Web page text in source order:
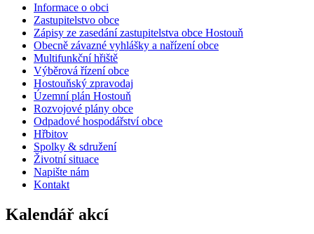
Informace o obci
Zastupitelstvo obce
Zápisy ze zasedání zastupitelstva obce Hostouň
Obecně závazné vyhlášky a nařízení obce
Multifunkční hřiště
Výběrová řízení obce
Hostouňský zpravodaj
Územní plán Hostouň
Rozvojové plány obce
Odpadové hospodářství obce
Hřbitov
Spolky & sdružení
Životní situace
Napište nám
Kontakt
Kalendář akcí